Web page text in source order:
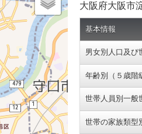
大阪府大阪市
基本情報
男女別人口及び
年齢別（５歳階
世帯人員別一般
世帯の家族類型